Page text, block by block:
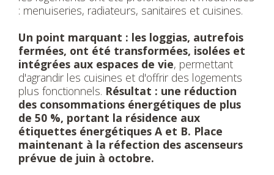
: menuiseries, radiateurs, sanitaires et cuisines.
Un point marquant : les loggias, autrefois
fermées, ont été transformées, isolées et
intégrées aux espaces de vie, permettant
d'agrandir les cuisines et d'offrir des logements
plus fonctionnels. Résultat : une réduction
des consommations énergétiques de plus
de 50 %, portant la résidence aux
étiquettes énergétiques A et B. Place
maintenant à la réfection des ascenseurs
prévue de juin à octobre.